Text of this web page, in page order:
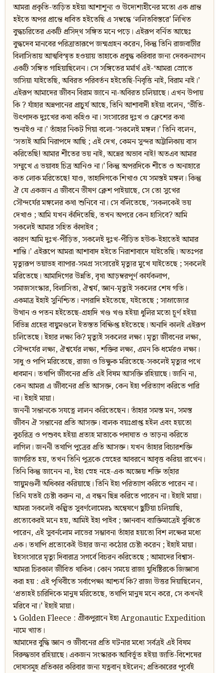
আমরা প্রকৃতি-তাড়িত হইয়া আশাশূন্য ও উদ্যেশ্যহীনের মতো এক প্রান্ত
হইতে অপর প্রান্তে ধাবিত হইতেছি এ সম্বন্ধে ‘ললিতবিস্তরে’ লিখিত
বুদ্ধচরিতের একটি প্রসিদ্থ সঙ্গিত মনে পড়ে। এইরূপ বর্নিত আছেঃ
বুদ্ধদেব মানবের পরিত্রাতারূপে জন্মগ্রহন করেন, কিন্তু তিনি রাজবাটীর
বিলাসিতায় আত্মবিস্মৃত হওয়ায় তাহাকে প্রবুদ্ধ করিবার জন্য দেবকন্যাগন
একটি সঙ্গিত গাহিয়াছিলেন। সে সঙ্গিতের মর্মার্থ এই-‘আমরা স্রোতে
ভাসিয়া যাইতেছি, অবিরত পরিবর্তন হইতেছি-নিবৃত্তি নাই, বিরাম নাই।’
এইরূপ আমাদের জীবন বিরাম জানে না-অবিরত চলিয়াছে। এখন উপায়
কি ? যাঁহার অন্নপানের প্রাচুর্য আছে, তিনি আশাবাদী হইয়া বলেন, ‘ভীতি-
উৎপাদক দুঃখের কথা কহিও না। সংসারের দুঃখ ও ক্লেশের কথা
শুনাইও না।’ তাঁহার নিকট গিয়া বলো-‘সকলেই মঙ্গল।’ তিনি বলেন,
‘সত্যই আমি নিরাপদে আছি ; এই দেখ, কেমন সুন্দর অট্টালিকায় বাস
করিতেছি! আমার শীতের ভয় নাই, অন্নের অভাব নাই! অতএব আমার
সম্মুখে এ ভয়াবহ চিত্র আনিও না।’ কিন্তু অপরদিকে শীতে ও অনাহারে
কত লোক মরিতেছে! যাও, তাহাদিগকে শিখাও যে সমস্তই মঙ্গল। কিন্তু
ঐ যে একজন এ জীবনে ভীষণ ক্লেশ পাইয়াছে, সে তো সুখের
সৌন্দর্যের মঙ্গলের কথা শুনিবে না। সে বলিতেছে, ‘সকলকেই ভয়
দেখাও ; আমি যখন কাঁদিতেছি, তখন অপরে কেন হাসিবে? আমি
সকলেই আমার সহিত কাঁদাইব ;
কারণ আমি দুঃখ-পীড়িত, সকলেই দুঃখ-পীড়িত হউক-ইহাতেই আমার
শান্তি।’ এইরূপে আমরা আশাবাদ হইতে নিরাশাবাদে যাইতেছি। অতঃপর
মৃত্যুরূপ ভয়াভহ ব্যাপার-সমগ্র সংসারেই মৃত্যুর মুখে যাইতেছে ; সকলেই
মরিতেছে। আমাদিগের উন্নতি, বৃথা আড়ম্বরপূর্ণ কার্যকলাপ,
সমাজসংস্কার, বিলাসিতা, ঐশ্বর্য, জ্ঞান-মৃত্যুই সকলের শেষ গতি।
একমাত্র ইহাই সুনিশ্চিত। নগরাদি হইতেছে, যইতেছে ; সাম্রাজ্যের
উত্থান ও পতন হইতেছে-গ্রহাদি খণ্ড খণ্ড হইয়া ধুলির মতো চূর্ণ হইয়া
বিভিন্ন গ্রহের বায়ুমণ্ডলে ইতস্তত বিক্ষিপ্ত হইতেছে। অনাদি কালই এইরূপ
চলিতেছে। ইহার লক্ষ্য কি? মৃত্যুই সকলের লক্ষ্য। মৃত্যু জীবনের লক্ষ্য,
সৌন্দর্যের লক্ষ্য, ঐশ্বর্যের লক্ষ্য, শক্তির লক্ষ্য, এমন কি ধর্মেরও লক্ষ্য।
সাধু ও পাপি মরিতেছে, রাজা ও ভিক্ষুক মরিতেছে-সকলেই মৃত্যুর পথে
ধাবমান। তথাপি জীবনের প্রতি এই বিষম আসক্তি রহিয়াছে। জানি না,
কেন আমরা এ জীবনের প্রতি আসক্ত, কেন ইহা পরিত্যাগ করিতে পারি
না। ইহাই মায়া।
জননী সন্তানকে সযত্নে লালন করিতেছেন। তাঁহার সমস্ত মন, সমস্ত
জীবন ঐ সন্তানের প্রতি আসক্ত। বালক বয়ঃপ্রাপ্ত হইল এবং হয়তো
কুচরিত্র ও পশুবৎ হইয়া প্রত্যহ মাতাকে পদাঘাত ও তাড়না করিতে
লাগিল। জননী তথাপি পুত্রের প্রতি আসক্ত। যখন তাঁহার বিচারশক্তি
জাগরিত হয়, তখন তিনি পুত্রকে স্নেহের আবরনে আবৃত্ত করিয়া রাখেন।
তিনি কিন্তু জানেন না, ইহা স্নেহ নহে-এক অজ্ঞেয় শক্তি তা্ঁহার
স্নায়ুমণ্ডলী অধিকার করিয়াছে। তিনি ইহা পরিত্যাগ করিতে পারেন না।
তিনি যতই চেষ্টা করুন না, এ বন্ধন ছিন্ন করিতে পারেন না। ইহাই মায়া।
আমরা সকলেই কল্পিত সুবর্ণলোমের১ অন্বেষণে ছুটিয়া চলিয়াছি,
প্রত্যেকেরই মনে হয়, আমিই ইহা পাইব ; জ্ঞানবান ব্যাক্তিমাত্রেই বুঝিতে
পারেন, এই সুবর্নলোম লাভের সম্ভাবনা তাঁহার হয়তো বিশ লক্ষের মধ্যে
এক। তথাপি প্রত্যেকেই উহার জন্য কঠোর চেষ্টা করেন ; ইহাই মায়া।
ইহসংসারে মৃত্যু দিবারাত্র সগর্বে বিচরন করিতেছে ; আমাদের বিশ্বাস-
আমরা চিরকাল জীবিত থাকিব। কোন সময়ে রাজা যুধিষ্টিরকে জিজ্ঞাসা
করা হয় : এই পৃথিবীতে সর্বাপেক্ষা আশ্চর্য কি? রাজা উত্তর দিয়াছিলেন,
‘প্রত্যহই চারিদিকে মানুষ মরিতেছে, তথাপি মানুষ মনে করে, সে কখনই
মরিবে না।’ ইহাই মায়া।
১ Golden Fleece : গ্রীকপুরানে ইহা Argonautic Expedition
নামে খ্যাত।
আমাদের বুদ্ধি জ্ঞান ও জীবনের প্রতি ঘটনার মধ্যে সর্বত্রই এই বিষম
বিরুদ্ধভাব রহিয়াছে। একজন সংস্কারক আবির্ভূত হইয়া জাতি-বিশেষের
দোষসমূহ প্রতিকার করিবার জন্য যত্নবান্ হইলেন; প্রতিকারের পূর্বেই